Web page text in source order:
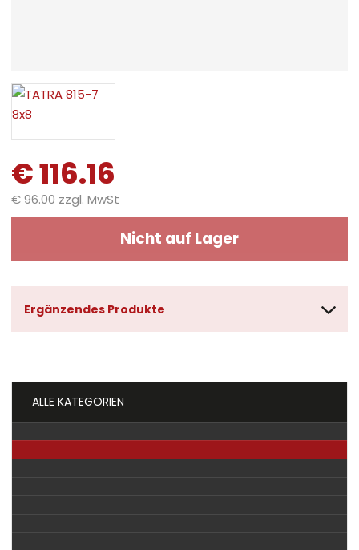
€ 116.16
€ 96.00 zzgl. MwSt
Nicht auf Lager
Ergänzendes Produkte
ALLE KATEGORIEN